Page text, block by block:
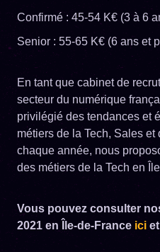
Confirmé : 45-54 K€ (3 à 6
Senior : 55-65 K€ (6 ans et
En tant que cabinet de
secteur du numérique
privilégié des tendances et
métiers de la Tech, Sales
chaque année, nous
des métiers de la Tech en
Vous pouvez consulter
2021 en Île-de-France ici